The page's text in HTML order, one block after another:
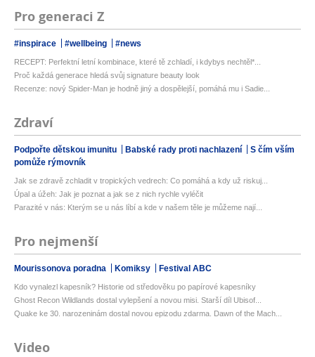
Pro generaci Z
#inspirace #wellbeing #news
RECEPT: Perfektní letní kombinace, které tě zchladí, i kdybys nechtěl*...
Proč každá generace hledá svůj signature beauty look
Recenze: nový Spider-Man je hodně jiný a dospělejší, pomáhá mu i Sadie...
Zdraví
Podpořte dětskou imunitu Babské rady proti nachlazení
S čím vším
pomůže rýmovník
Jak se zdravě zchladit v tropických vedrech: Co pomáhá a kdy už riskuj...
Úpal a úžeh: Jak je poznat a jak se z nich rychle vyléčit
Parazité v nás: Kterým se u nás líbí a kde v našem těle je můžeme nají...
Pro nejmenší
Mourissonova poradna Komiksy Festival ABC
Kdo vynalezl kapesník? Historie od středověku po papírové kapesníky
Ghost Recon Wildlands dostal vylepšení a novou misi. Starší díl Ubisof...
Quake ke 30. narozeninám dostal novou epizodu zdarma. Dawn of the Mach...
Video